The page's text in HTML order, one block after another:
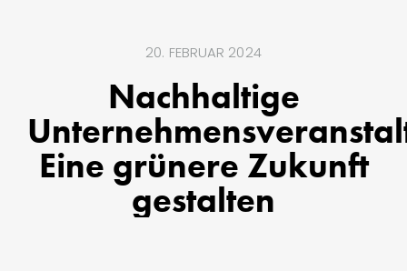
20. FEBRUAR 2024
Nachhaltige
Eine grünere Zukunft
gestalten